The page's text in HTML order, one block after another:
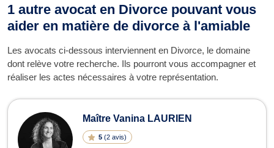
1 autre avocat en Divorce pouvant vous
aider en matière de divorce à l'amiable
Les avocats ci-dessous interviennent en Divorce, le domaine
dont relève votre recherche. Ils pourront vous accompagner et
réaliser les actes nécessaires à votre représentation.
Maître Vanina LAURIEN
5 (2 avis)